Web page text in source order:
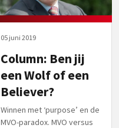
05 juni 2019
Column: Ben jij
een Wolf of een
Believer?
Winnen met ‘purpose’ en de
MVO-paradox. MVO versus